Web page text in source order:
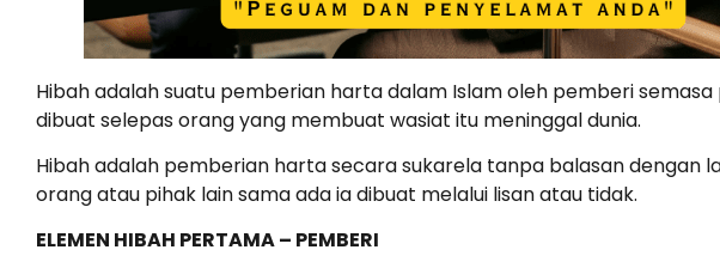
Hibah adalah suatu pemberian harta dalam Islam oleh pemberi
dibuat selepas orang yang membuat wasiat itu meninggal dunia.
Hibah adalah pemberian harta secara sukarela tanpa balasan dengan
orang atau pihak lain sama ada ia dibuat melalui lisan atau tidak.
ELEMEN HIBAH PERTAMA – PEMBERI